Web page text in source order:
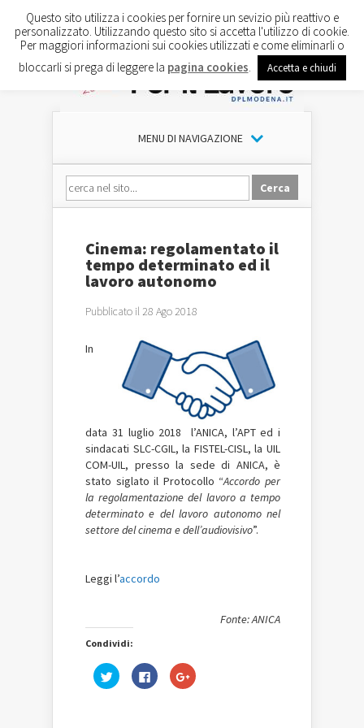
MENU DI NAVIGAZIONE
Cinema: regolamentato il
tempo determinato ed il
lavoro autonomo
Pubblicato il 28 Ago 2018
In
data 31 luglio 2018
l’ANICA, l’APT ed i
sindacati SLC-CGIL, la FISTEL-CISL, la UIL
COM-UIL, presso la sede di ANICA, è
stato siglato il Protocollo “Accordo per
la regolamentazione del lavoro a tempo
determinato e del lavoro autonomo nel
settore del cinema e dell’audiovisivo”.
Leggi l’accordo
Fonte: ANICA
Condividi:
Fai
clic
Fai
clic
Fai
clic
Questo sito utilizza i cookies per fornire un sevizio più reattivo e
personalizzato. Utilizzando questo sito si accetta l'utilizzo di cookie.
Per maggiori informazioni sui cookies utilizzati e come eliminarli o
bloccarli si prega di leggere la pagina cookies Accetta e chiudi